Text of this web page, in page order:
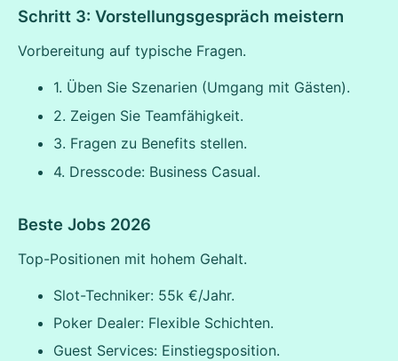
Schritt 3: Vorstellungsgespräch meistern
Vorbereitung auf typische Fragen.
1. Üben Sie Szenarien (Umgang mit Gästen).
2. Zeigen Sie Teamfähigkeit.
3. Fragen zu Benefits stellen.
4. Dresscode: Business Casual.
Beste Jobs 2026
Top-Positionen mit hohem Gehalt.
Slot-Techniker: 55k €/Jahr.
Poker Dealer: Flexible Schichten.
Guest Services: Einstiegsposition.